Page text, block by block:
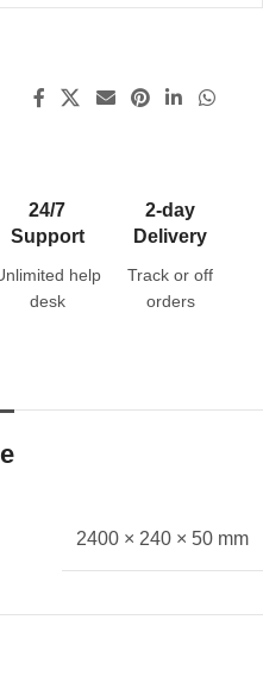
24/7
Support
help
desk
2-day
Delivery
Track or off
orders
2400 × 240 × 50 mm